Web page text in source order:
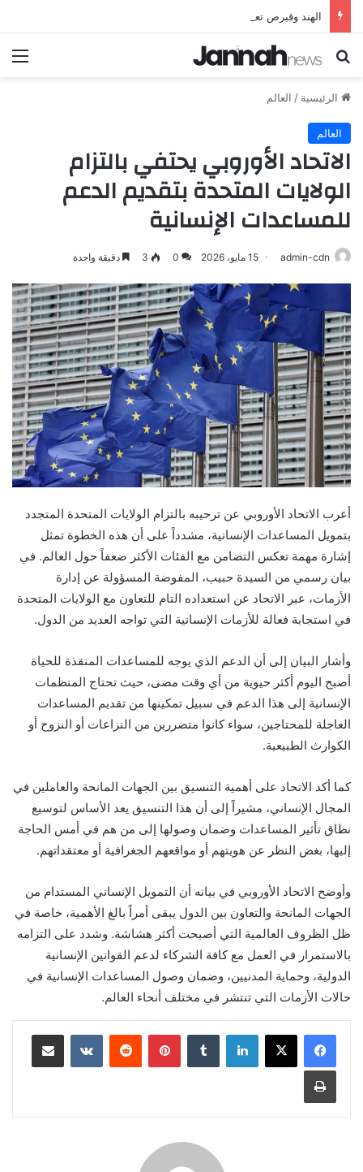
بحث عن
الرئيسية / العالم
العالم
الاتحاد الأوروبي يحتفي بالتزام
الولايات المتحدة بتقديم الدعم
للمساعدات الإنسانية
admin-cdn 15 مايو، 2026 0
3 دقيقة واحدة
أعرب الاتحاد الأوروبي عن ترحيبه بالتزام الولايات المتحدة المتجدد
بتمويل المساعدات الإنسانية، مشدداً على أن هذه الخطوة تمثل
إشارة مهمة تعكس التضامن مع الفئات الأكثر ضعفاً حول العالم. في
بيان رسمي من السيدة حبيب، المفوضة المسؤولة عن إدارة
الأزمات، عبر الاتحاد عن استعداده التام للتعاون مع الولايات المتحدة
في استجابة فعالة للأزمات الإنسانية التي تواجه العديد من الدول.
وأشار البيان إلى أن الدعم الذي يوجه للمساعدات المنقذة للحياة
أصبح اليوم أكثر حيوية من أي وقت مضى، حيث تحتاج المنظمات
الإنسانية إلى هذا الدعم في سبيل تمكينها من تقديم المساعدات
العاجلة للمحتاجين، سواء كانوا متضررين من النزاعات أو النزوح أو
الكوارث الطبيعية.
كما أكد الاتحاد على أهمية التنسيق بين الجهات المانحة والعاملين في
المجال الإنساني، مشيراً إلى أن هذا التنسيق يعد الأساس لتوسيع
نطاق تأثير المساعدات وضمان وصولها إلى من هم في أمس الحاجة
إليها، بغض النظر عن هويتهم أو مواقعهم الجغرافية أو معتقداتهم.
وأوضح الاتحاد الأوروبي في بيانه أن التمويل الإنساني المستدام من
الجهات المانحة والتعاون بين الدول يبقى أمراً بالغ الأهمية، خاصة في
ظل الظروف العالمية التي أصبحت أكثر هشاشة. وشدد على التزامه
بالاستمرار في العمل مع كافة الشركاء لدعم القوانين الإنسانية
الدولية، وحماية المدنيين، وضمان وصول المساعدات الإنسانية في
حالات الأزمات التي تنتشر في مختلف أنحاء العالم.
لينكدإن بينتيريست مشاركة عبر البريد
طباعة